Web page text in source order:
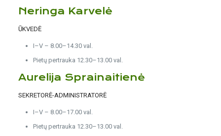
Neringa Karvelė
ŪKVEDĖ
I–V – 8.00–14.30 val.
Pietų pertrauka 12.30–13.00 val.
Aurelija Sprainaitienė
SEKRETORĖ-ADMINISTRATORĖ
I–V – 8.00–17.00 val.
Pietų pertrauka 12.30–13.00 val.